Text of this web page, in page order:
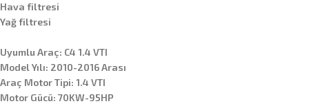
Hava filtresi
Yağ filtresi
Uyumlu Araç: C4 1.4 VTI
Model Yılı: 2010-2016 Arası
Araç Motor Tipi: 1.4 VTI
Motor Gücü: 70KW-95HP